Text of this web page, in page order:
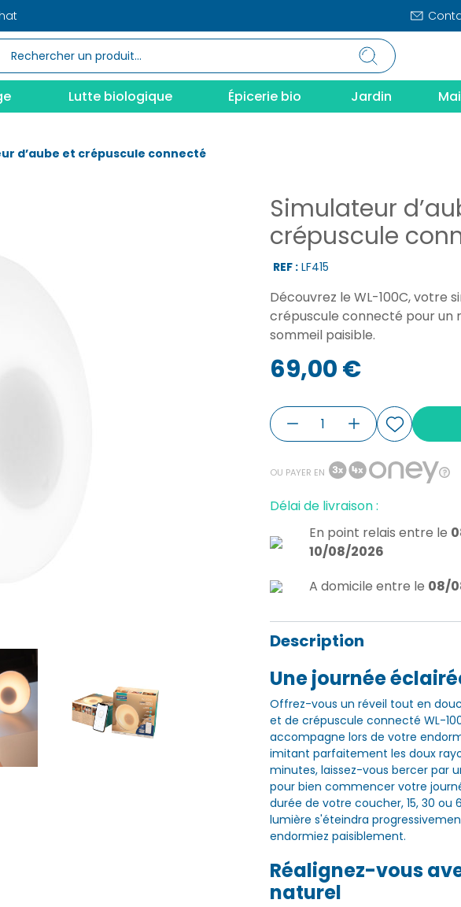
Lutte biologique Épicerie bio Jardin
d’aube et crépuscule connecté
Simulateur
crépuscule
REF : LF415
Découvrez le WL-100C, votre
crépuscule connecté pour un
sommeil paisible.
69,00 €
OU PAYER EN
Délai de livraison :
En point relais entre le
10/08/2026
A domicile entre le 08/
Description
Une journée
Offrez-vous un réveil tout en
et de crépuscule connecté WL-
accompagne lors de votre
imitant parfaitement les doux
minutes, laissez-vous bercer par
pour bien commencer votre
durée de votre coucher, 15, 30
lumière s'éteindra
endormiez paisiblement.
Réalignez-vous
naturel